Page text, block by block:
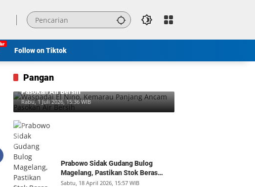
Follow on Tiktok
Pangan
Waspadai El Nino, Kemarau Panjang Ancam
Pasokan Air Bersih
Rabu, 1 Juli 2026, 15:36 WIB
Prabowo Sidak Gudang Bulog
Magelang, Pastikan Stok Beras
Aman dan Distribusi Lancar
Sabtu, 18 April 2026, 15:57 WIB